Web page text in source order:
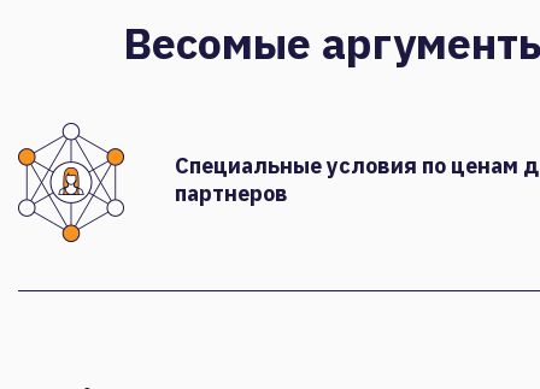
Весомые
Специальные условия по ценам
партнеров